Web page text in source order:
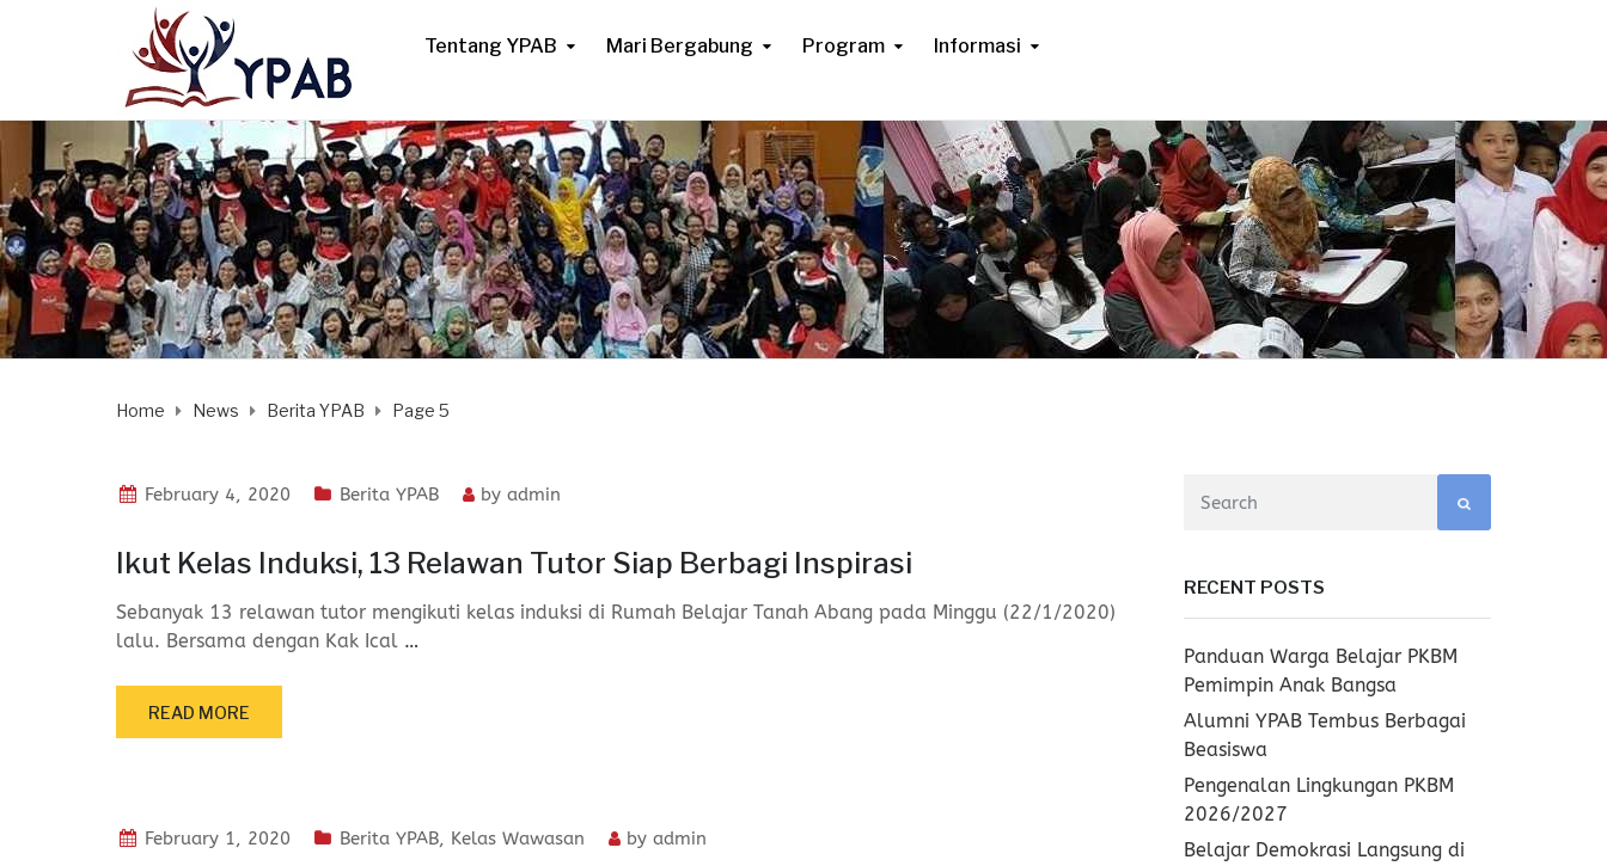
Tentang YPAB Mari Bergabung Program Informasi
Home News Berita YPAB Page 5
February 4, 2020 Berita YPAB by admin
Ikut Kelas Induksi, 13 Relawan Tutor Siap Berbagi Inspirasi
Sebanyak 13 relawan tutor mengikuti kelas induksi di Rumah Belajar Tanah Abang pada Minggu (22/1/2020)
lalu. Bersama dengan Kak Ical …
READ MORE
February 1, 2020 Berita YPAB, Kelas Wawasan by admin
RECENT POSTS
Panduan Warga Belajar PKBM
Pemimpin Anak Bangsa
Alumni YPAB Tembus Berbagai
Beasiswa
Pengenalan Lingkungan PKBM
2026/2027
Belajar Demokrasi Langsung di